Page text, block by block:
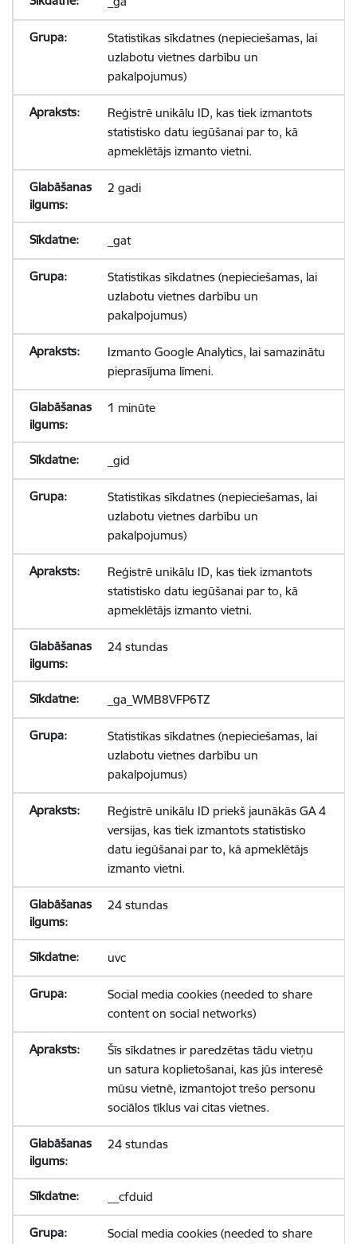
Statistikas sīkdatnes (nepieciešamas, lai
uzlabotu vietnes darbību un
pakalpojumus)
Reģistrē unikālu ID, kas tiek izmantots
statistisko datu iegūšanai par to, kā
apmeklētājs izmanto vietni.
2 gadi
_gat
Statistikas sīkdatnes (nepieciešamas, lai
uzlabotu vietnes darbību un
pakalpojumus)
Izmanto Google Analytics, lai samazinātu
pieprasījuma līmeni.
1 minūte
_gid
Statistikas sīkdatnes (nepieciešamas, lai
uzlabotu vietnes darbību un
pakalpojumus)
Reģistrē unikālu ID, kas tiek izmantots
statistisko datu iegūšanai par to, kā
apmeklētājs izmanto vietni.
24 stundas
_ga_WMB8VFP6TZ
Statistikas sīkdatnes (nepieciešamas, lai
uzlabotu vietnes darbību un
pakalpojumus)
Reģistrē unikālu ID priekš jaunākās GA 4
versijas, kas tiek izmantots statistisko
datu iegūšanai par to, kā apmeklētājs
izmanto vietni.
24 stundas
uvc
Social media cookies (needed to share
content on social networks)
Šīs sīkdatnes ir paredzētas tādu vietņu
un satura koplietošanai, kas jūs interesē
mūsu vietnē, izmantojot trešo personu
sociālos tīklus vai citas vietnes.
24 stundas
__cfduid
Social media cookies (needed to share